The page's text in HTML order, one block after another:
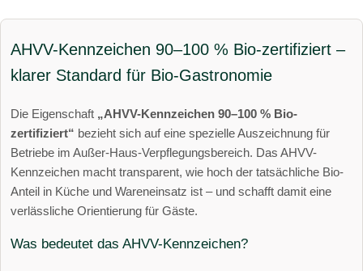
AHVV-Kennzeichen 90–100 % Bio-zertifiziert –
klarer Standard für Bio-Gastronomie
Die Eigenschaft „AHVV-Kennzeichen 90–100 % Bio-
zertifiziert“ bezieht sich auf eine spezielle Auszeichnung für
Betriebe im Außer-Haus-Verpflegungsbereich. Das AHVV-
Kennzeichen macht transparent, wie hoch der tatsächliche Bio-
Anteil in Küche und Wareneinsatz ist – und schafft damit eine
verlässliche Orientierung für Gäste.
Was bedeutet das AHVV-Kennzeichen?